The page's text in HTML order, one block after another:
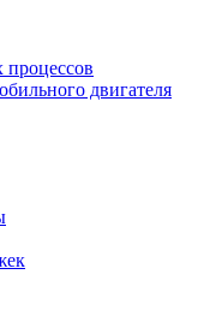
процессов
двигателя